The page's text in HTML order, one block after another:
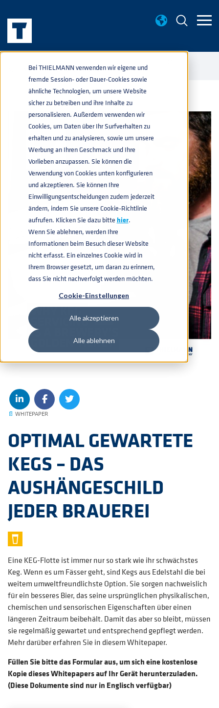
Bei THIELMANN verwenden wir eigene und
fremde Session- oder Dauer-Cookies sowie
ähnliche Technologien, um unsere Website
sicher zu betreiben und ihre Inhalte zu
personalisieren. Außerdem verwenden wir
Cookies, um Daten über Ihr Surfverhalten zu
erhalten und zu analysieren, sowie um unsere
Werbung an Ihren Geschmack und Ihre
Vorlieben anzupassen. Sie können die
Verwendung von Cookies unten konfigurieren
und akzeptieren. Sie können Ihre
Einwilligungsentscheidungen zudem jederzeit
ändern, indem Sie unsere Cookie-Richtlinie
aufrufen. Klicken Sie dazu bitte hier.
Wenn Sie ablehnen, werden Ihre
Informationen beim Besuch dieser Website
nicht erfasst. Ein einzelnes Cookie wird in
Ihrem Browser gesetzt, um daran zu erinnern,
dass Sie nicht nachverfolgt werden möchten.
Cookie-Einstellungen
Alle akzeptieren
Alle ablehnen
AUSHÄNGESCHILD JEDER BRAUEREI
📄 WHITEPAPER
OPTIMAL GEWARTETE
KEGS – DAS
AUSHÄNGESCHILD
JEDER BRAUEREI
Eine KEG-Flotte ist immer nur so stark wie ihr schwächstes
Keg. Wenn es um Fässer geht, sind Kegs aus Edelstahl die bei
weitem umweltfreundlichste Option. Sie sorgen nachweislich
für ein besseres Bier, das seine ursprünglichen physikalischen,
chemischen und sensorischen Eigenschaften über einen
längeren Zeitraum beibehält. Damit das aber so bleibt, müssen
sie regelmäßig gewartet und entsprechend gepflegt werden.
Mehr darüber erfahren Sie in diesem Whitepaper.
Füllen Sie bitte das Formular aus, um sich eine kostenlose
Kopie dieses Whitepapers auf Ihr Gerät herunterzuladen.
(Diese Dokumente sind nur in Englisch verfügbar)